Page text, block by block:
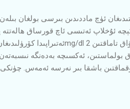
ئۈچ ماددىدىن بىرسى بولغان
يىراقنى كۆزلىگەندە بۇ كىچىك پەرق